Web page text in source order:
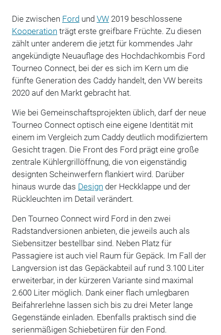
Die zwischen Fordund VW2019 beschlossene
Kooperation trägt erste greifbare Früchte. Zu diesen
zählt unter anderem die jetzt für kommendes Jahr
angekündigte Neuauflage des Hochdachkombis Ford
Tourneo Connect, bei der es sich im Kern um die
fünfte Generation des Caddy handelt, den VW bereits
2020 auf den Markt gebracht hat.
Wie bei Gemeinschaftsprojekten üblich, darf der neue
Tourneo Connect optisch eine eigene Identität mit
einem im Vergleich zum Caddy deutlich modifiziertem
Gesicht tragen. Die Front des Ford prägt eine große
zentrale Kühlergrillöffnung, die von eigenständig
designten Scheinwerfern flankiert wird. Darüber
hinaus wurde das Design der Heckklappe und der
Rückleuchten im Detail verändert.
Den Tourneo Connect wird Ford in den zwei
Radstandversionen anbieten, die jeweils auch als
Siebensitzer bestellbar sind. Neben Platz für
Passagiere ist auch viel Raum für Gepäck. Im Fall der
Langversion ist das Gepäckabteil auf rund 3.100 Liter
erweiterbar, in der kürzeren Variante sind maximal
2.600 Liter möglich. Dank einer flach umlegbaren
Beifahrerlehne lassen sich bis zu drei Meter lange
Gegenstände einladen. Ebenfalls praktisch sind die
serienmäßigen Schiebetüren für den Fond.